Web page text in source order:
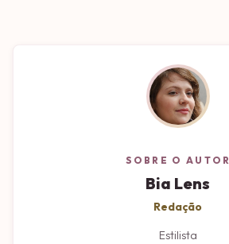
SOBRE O AUTOR
Bia Lens
Redação
Estilista